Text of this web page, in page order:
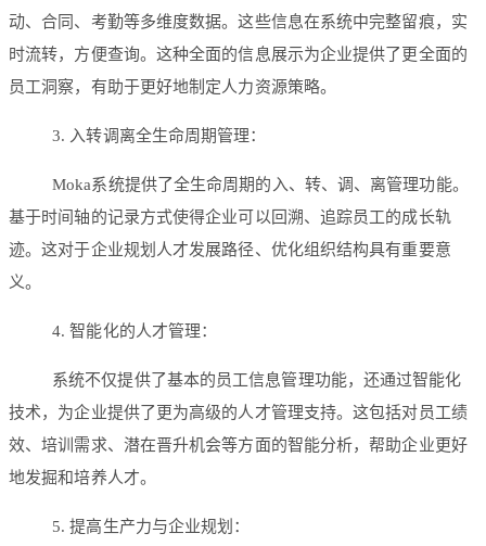
动、合同、考勤等多维度数据。这些信息在系统中完整留痕，实
时流转，方便查询。这种全面的信息展示为企业提供了更全面的
员工洞察，有助于更好地制定人力资源策略。
3. 入转调离全生命周期管理：
Moka系统提供了全生命周期的入、转、调、离管理功能。
基于时间轴的记录方式使得企业可以回溯、追踪员工的成长轨
迹。这对于企业规划人才发展路径、优化组织结构具有重要意
义。
4. 智能化的人才管理：
系统不仅提供了基本的员工信息管理功能，还通过智能化
技术，为企业提供了更为高级的人才管理支持。这包括对员工绩
效、培训需求、潜在晋升机会等方面的智能分析，帮助企业更好
地发掘和培养人才。
5. 提高生产力与企业规划：